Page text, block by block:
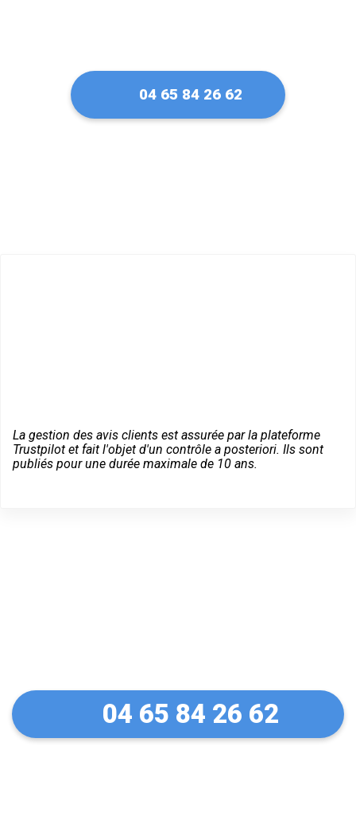
04 65 84 26 62
La gestion des avis clients est assurée par la plateforme
Trustpilot et fait l'objet d'un contrôle a posteriori. Ils sont
publiés pour une durée maximale de 10 ans.
04 65 84 26 62